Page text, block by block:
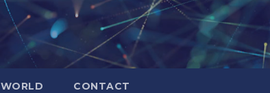
WORLD CONTACT